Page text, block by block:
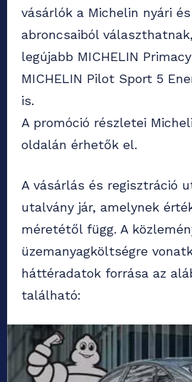
vásárlók a Michelin nyári
abroncsaiból
legújabb MICHELIN
MICHELIN Pilot Sport 5
is.
A promóció részletei
oldalán érhetők el.
A vásárlás és regisztráció
utalvány jár, amelynek
méretétől függ. A
üzemanyagköltségre
háttéradatok forrása az
található: